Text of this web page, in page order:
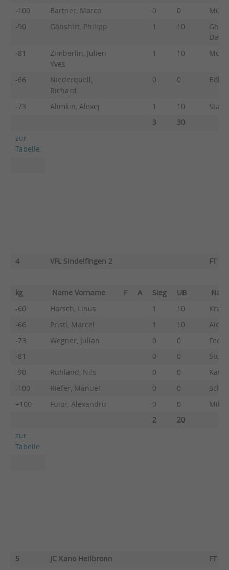
-100
Bartner, Marco 0 0
-90
Gänshirt, Philipp 1 10
-81
Zimberlin, Julien
Yves
1 10
-66
Niederquell,
Richard
0 0
-73 Alimkin, Alexej 1 10
3
30
zur
Tabelle
4 VFL Sindelfingen 2 FT
kg Name Vorname F A Sieg UB
-60
Harsch, Linus 1 10
-66
Pristl, Marcel 1 10
-73
Wegner, Julian 0 0
-81
0 0
-90
Ruhland, Nils 0 0
-100
Riefer, Manuel 0 0
+100
Fuior, Alexandru 0 0
2
20
zur
Tabelle
5 JC Kano Heilbronn FT